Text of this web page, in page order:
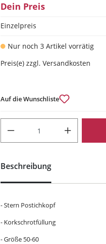
Dein Preis
Einzelpreis
Nur noch 3 Artikel vorrätig
Preis(e) zzgl. Versandkosten
Auf die Wunschliste
Beschreibung
- Stern Postichkopf
- Korkschrotfüllung
- Größe 50-60